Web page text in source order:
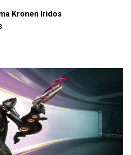
Kronen Iridos